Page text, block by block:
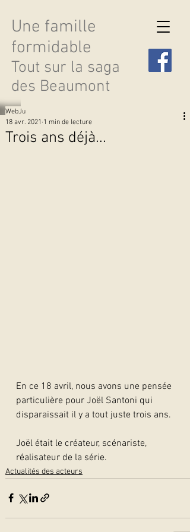
Une famille
formidable
Tout sur la saga
des Beaumont
Trois ans déjà...
WebJu
18 avr. 2021 1 min de lecture
En ce 18 avril, nous avons une pensée
particulière pour Joël Santoni qui
disparaissait il y a tout juste trois ans.
Joël était le créateur, scénariste,
réalisateur de la série.
Actualités des acteurs